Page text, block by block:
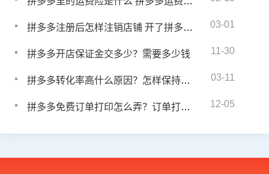
拼多多注册后怎样注销店铺 开了拼多多店铺怎么注销 03-01
拼多多开店保证金交多少？需要多少钱 11-30
拼多多转化率高什么原因？怎样保持高转化率 03-11
拼多多免费订单打印怎么弄？订单打印流程 12-05